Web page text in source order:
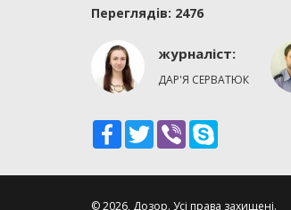
Переглядiв: 2476
журналіст:
ДАР'Я СЕРВАТЮК
Facebook
TwitterViber
© 2026, Дозор. Усi права захищенi.